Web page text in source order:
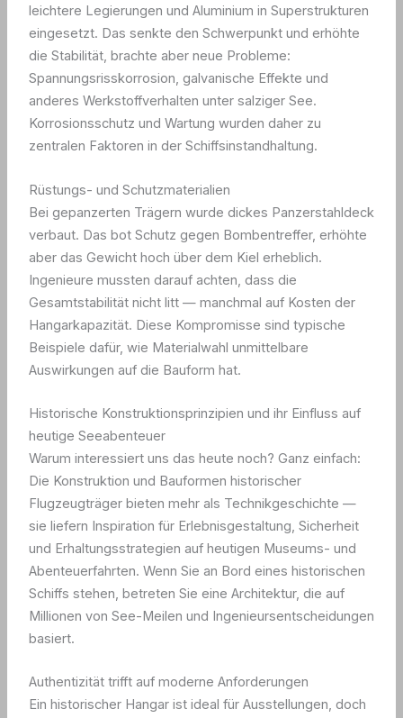
leichtere Legierungen und Aluminium in Superstrukturen
eingesetzt. Das senkte den Schwerpunkt und erhöhte
die Stabilität, brachte aber neue Probleme:
Spannungsrisskorrosion, galvanische Effekte und
anderes Werkstoffverhalten unter salziger See.
Korrosionsschutz und Wartung wurden daher zu
zentralen Faktoren in der Schiffsinstandhaltung.
Rüstungs- und Schutzmaterialien
Bei gepanzerten Trägern wurde dickes Panzerstahldeck
verbaut. Das bot Schutz gegen Bombentreffer, erhöhte
aber das Gewicht hoch über dem Kiel erheblich.
Ingenieure mussten darauf achten, dass die
Gesamtstabilität nicht litt — manchmal auf Kosten der
Hangarkapazität. Diese Kompromisse sind typische
Beispiele dafür, wie Materialwahl unmittelbare
Auswirkungen auf die Bauform hat.
Historische Konstruktionsprinzipien und ihr Einfluss auf
heutige Seeabenteuer
Warum interessiert uns das heute noch? Ganz einfach:
Die Konstruktion und Bauformen historischer
Flugzeugträger bieten mehr als Technikgeschichte —
sie liefern Inspiration für Erlebnisgestaltung, Sicherheit
und Erhaltungsstrategien auf heutigen Museums- und
Abenteuerfahrten. Wenn Sie an Bord eines historischen
Schiffs stehen, betreten Sie eine Architektur, die auf
Millionen von See-Meilen und Ingenieursentscheidungen
basiert.
Authentizität trifft auf moderne Anforderungen
Ein historischer Hangar ist ideal für Ausstellungen, doch